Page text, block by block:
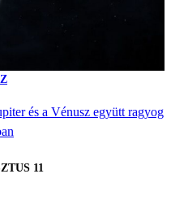
és a Vénusz együtt ragyog
11